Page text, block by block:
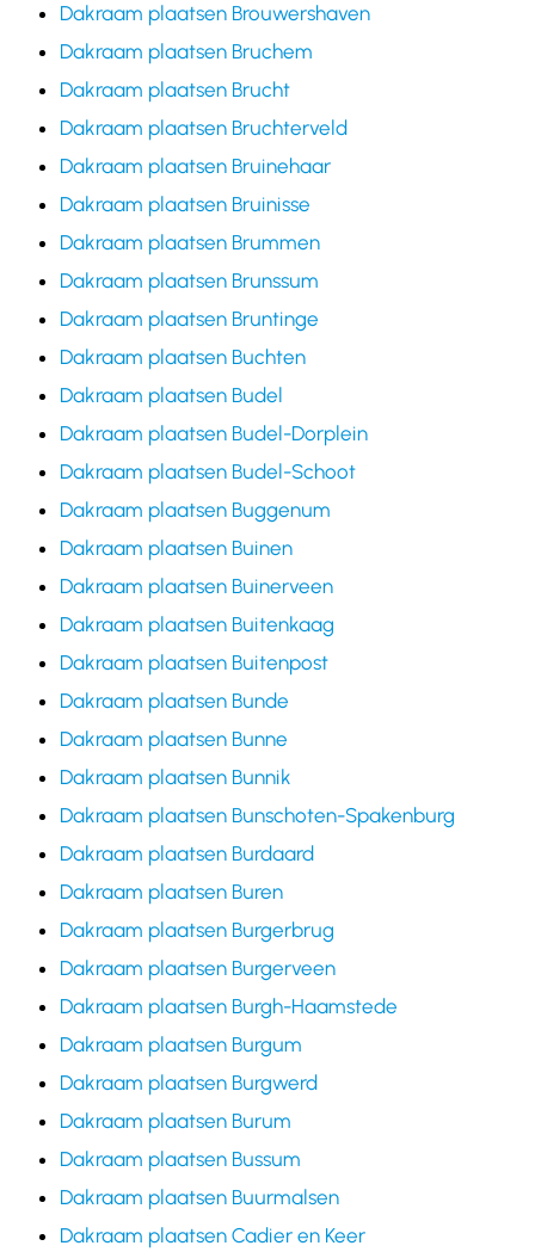
Dakraam plaatsen Brouwershaven
Dakraam plaatsen Bruchem
Dakraam plaatsen Brucht
Dakraam plaatsen Bruchterveld
Dakraam plaatsen Bruinehaar
Dakraam plaatsen Bruinisse
Dakraam plaatsen Brummen
Dakraam plaatsen Brunssum
Dakraam plaatsen Bruntinge
Dakraam plaatsen Buchten
Dakraam plaatsen Budel
Dakraam plaatsen Budel-Dorplein
Dakraam plaatsen Budel-Schoot
Dakraam plaatsen Buggenum
Dakraam plaatsen Buinen
Dakraam plaatsen Buinerveen
Dakraam plaatsen Buitenkaag
Dakraam plaatsen Buitenpost
Dakraam plaatsen Bunde
Dakraam plaatsen Bunne
Dakraam plaatsen Bunnik
Dakraam plaatsen Bunschoten-Spakenburg
Dakraam plaatsen Burdaard
Dakraam plaatsen Buren
Dakraam plaatsen Burgerbrug
Dakraam plaatsen Burgerveen
Dakraam plaatsen Burgh-Haamstede
Dakraam plaatsen Burgum
Dakraam plaatsen Burgwerd
Dakraam plaatsen Burum
Dakraam plaatsen Bussum
Dakraam plaatsen Buurmalsen
Dakraam plaatsen Cadier en Keer